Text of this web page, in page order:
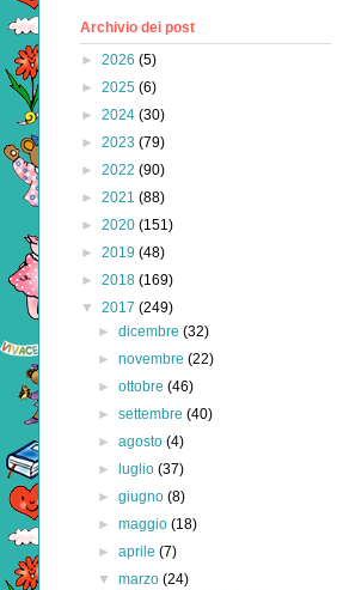
Archivio dei post
► 2026 (5)
► 2025 (6)
► 2024 (30)
► 2023 (79)
► 2022 (90)
► 2021 (88)
► 2020 (151)
► 2019 (48)
► 2018 (169)
▼ 2017 (249)
►dicembre(32)
►novembre(22)
►ottobre(46)
►settembre(40)
►agosto(4)
►
luglio(37)
►giugno(8)
►maggio(18)
►aprile(7)
▼marzo(24)